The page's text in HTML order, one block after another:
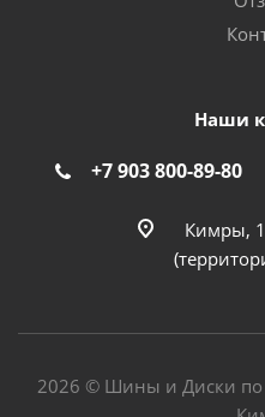
Наши
+7 903 800-89-80
Кимры,
2026 © Шины и Диски